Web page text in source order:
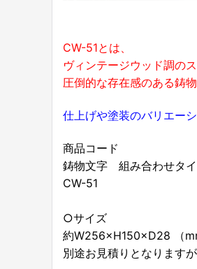
CW-51とは、
ヴィンテージウッド調の
圧倒的な存在感のある鋳物
仕上げや塗装のバリエー
商品コード
鋳物文字 組み合わせタ
CW-51
○サイズ
約W256×H150×D28 （
別途お見積りとなります